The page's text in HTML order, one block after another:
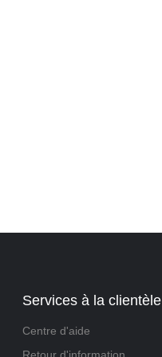
Services à la clientèle
Centre d'aide